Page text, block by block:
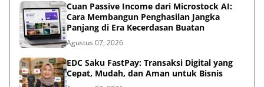
Cuan Passive Income dari Microstock AI:
Cara Membangun Penghasilan Jangka
Panjang di Era Kecerdasan Buatan
Agustus 07, 2026
EDC Saku FastPay: Transaksi Digital yang
Cepat, Mudah, dan Aman untuk Bisnis